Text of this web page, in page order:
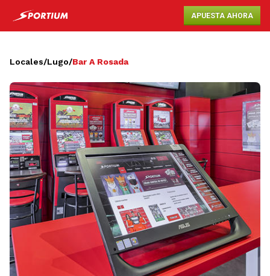
APUESTA AHORA
Locales/Lugo/Bar A Rosada